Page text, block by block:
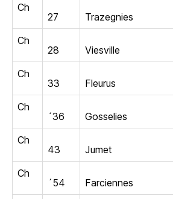
Ch
27
Trazegnies
Ch
28
Viesville
Ch
33
Fleurus
Ch
´36
Gosselies
Ch
43
Jumet
Ch
´54
Farciennes